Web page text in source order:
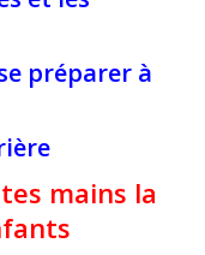
préparer à
mains la